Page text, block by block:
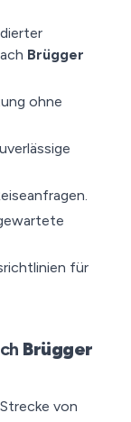
Brügger
ohne
für
Brügger
von